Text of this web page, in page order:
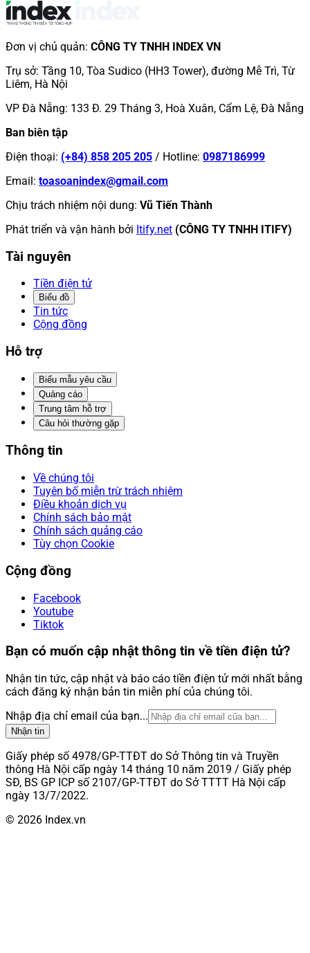
Đơn vị chủ quản: CÔNG TY TNHH INDEX VN
Trụ sở: Tầng 10, Tòa Sudico (HH3 Tower), đường Mễ Trì, Từ
Liêm, Hà Nội
VP Đà Nẵng: 133 Đ. 29 Tháng 3, Hoà Xuân, Cẩm Lệ, Đà Nẵng
Ban biên tập
Điện thoại: (+84) 858 205 205 / Hotline: 0987186999
Email: toasoanindex@gmail.com
Chịu trách nhiệm nội dung: Vũ Tiến Thành
Phát triển và vận hành bởi Itify.net (CÔNG TY TNHH ITIFY)
Tài nguyên
Tiền điện tử
Biểu đồ
Tin tức
Cộng đồng
Hỗ trợ
Biểu mẫu yêu cầu
Quảng cáo
Trung tâm hỗ trợ
Câu hỏi thường gặp
Thông tin
Về chúng tôi
Tuyên bố miễn trừ trách nhiệm
Điều khoản dịch vụ
Chính sách bảo mật
Chính sách quảng cáo
Tùy chọn Cookie
Cộng đồng
Facebook
Youtube
Tiktok
Bạn có muốn cập nhật thông tin về tiền điện tử?
Nhận tin tức, cập nhật và báo cáo tiền điện tử mới nhất bằng
cách đăng ký nhận bản tin miễn phí của chúng tôi.
Nhập địa chỉ email của bạn...
Nhận tin
Giấy phép số 4978/GP-TTĐT do Sở Thông tin và Truyền
thông Hà Nội cấp ngày 14 tháng 10 năm 2019 / Giấy phép
SĐ, BS GP ICP số 2107/GP-TTĐT do Sở TTTT Hà Nội cấp
ngày 13/7/2022.
© 2026 Index.vn